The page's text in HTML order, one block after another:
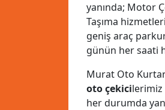
yanında; Motor
Taşıma
geniş araç
günün her saati
Murat Oto
oto çekicilerimiz
her durumda